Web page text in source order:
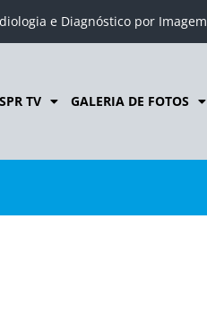
e Diagnóstico por Imagem
SPR TV GALERIA DE FOTOS